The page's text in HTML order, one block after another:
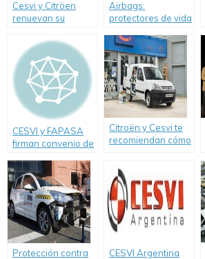
Cesvi y Citröen
renuevan su
prevención vial
Airbags:
protectores de vida
CESVI y FAPASA
firman convenio de
Seguridad Vial
Citroën y Cesvi te
recomiendan cómo
Protección contra
CESVI Argentina